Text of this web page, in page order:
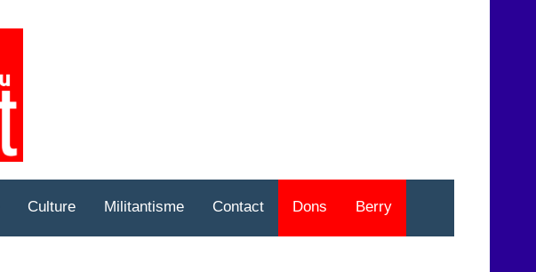
Culture Militantisme Contact Dons Berry